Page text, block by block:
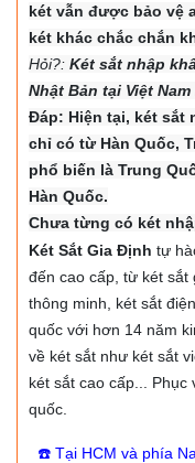
két vẫn được bảo vệ
két khác chắc chắn
Hỏi?: Két sắt nhập
Nhật Bản tại Việt
Đáp: Hiện tại, két sắt
chỉ có từ Hàn Quốc,
phổ biến là Trung
Hàn Quốc.
Chưa từng có két
Két Sắt Gia Định tự
đến cao cấp, từ két sắt
thông minh, két sắt
quốc với hơn 14 năm
về két sắt như két sắt
két sắt cao cấp... Phục
quốc.
☎️ Tại HCM và phía